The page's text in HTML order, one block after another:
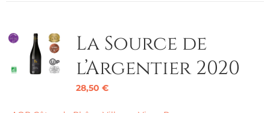
La Source de
l’Argentier 2020
28,50 €